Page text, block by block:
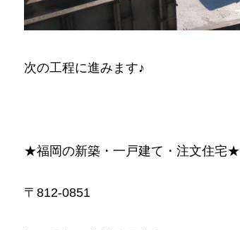
次の工程に進みます♪
★福岡の新築・一戸建て・注文住宅★
〒812-0851